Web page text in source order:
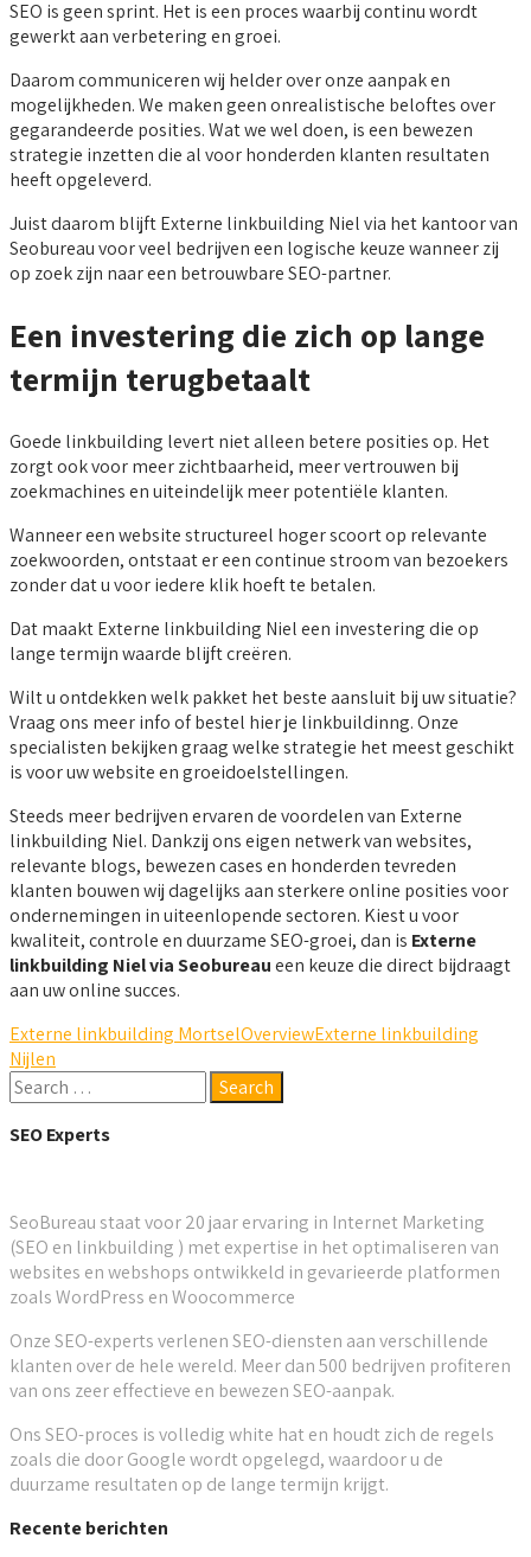
SEO is geen sprint. Het is een proces waarbij continu wordt
gewerkt aan verbetering en groei.
Daarom communiceren wij helder over onze aanpak en
mogelijkheden. We maken geen onrealistische beloftes over
gegarandeerde posities. Wat we wel doen, is een bewezen
strategie inzetten die al voor honderden klanten resultaten
heeft opgeleverd.
Juist daarom blijft Externe linkbuilding Niel via het kantoor van
Seobureau voor veel bedrijven een logische keuze wanneer zij
op zoek zijn naar een betrouwbare SEO-partner.
Een investering die zich op lange
termijn terugbetaalt
Goede linkbuilding levert niet alleen betere posities op. Het
zorgt ook voor meer zichtbaarheid, meer vertrouwen bij
zoekmachines en uiteindelijk meer potentiële klanten.
Wanneer een website structureel hoger scoort op relevante
zoekwoorden, ontstaat er een continue stroom van bezoekers
zonder dat u voor iedere klik hoeft te betalen.
Dat maakt Externe linkbuilding Niel een investering die op
lange termijn waarde blijft creëren.
Wilt u ontdekken welk pakket het beste aansluit bij uw situatie?
Vraag ons meer info of bestel hier je linkbuildinng. Onze
specialisten bekijken graag welke strategie het meest geschikt
is voor uw website en groeidoelstellingen.
Steeds meer bedrijven ervaren de voordelen van Externe
linkbuilding Niel. Dankzij ons eigen netwerk van websites,
relevante blogs, bewezen cases en honderden tevreden
klanten bouwen wij dagelijks aan sterkere online posities voor
ondernemingen in uiteenlopende sectoren. Kiest u voor
kwaliteit, controle en duurzame SEO-groei, dan is Externe
linkbuilding Niel via Seobureaueen keuze die direct bijdraagt
aan uw online succes.
Externe linkbuilding MortselOverviewExterne linkbuilding
Nijlen
SEO Experts
SeoBureau staat voor 20 jaar ervaring in Internet Marketing
(SEO en linkbuilding ) met expertise in het optimaliseren van
websites en webshops ontwikkeld in gevarieerde platformen
zoals WordPress en Woocommerce
Onze SEO-experts verlenen SEO-diensten aan verschillende
klanten over de hele wereld. Meer dan 500 bedrijven profiteren
van ons zeer effectieve en bewezen SEO-aanpak.
Ons SEO-proces is volledig white hat en houdt zich de regels
zoals die door Google wordt opgelegd, waardoor u de
duurzame resultaten op de lange termijn krijgt.
Recente berichten